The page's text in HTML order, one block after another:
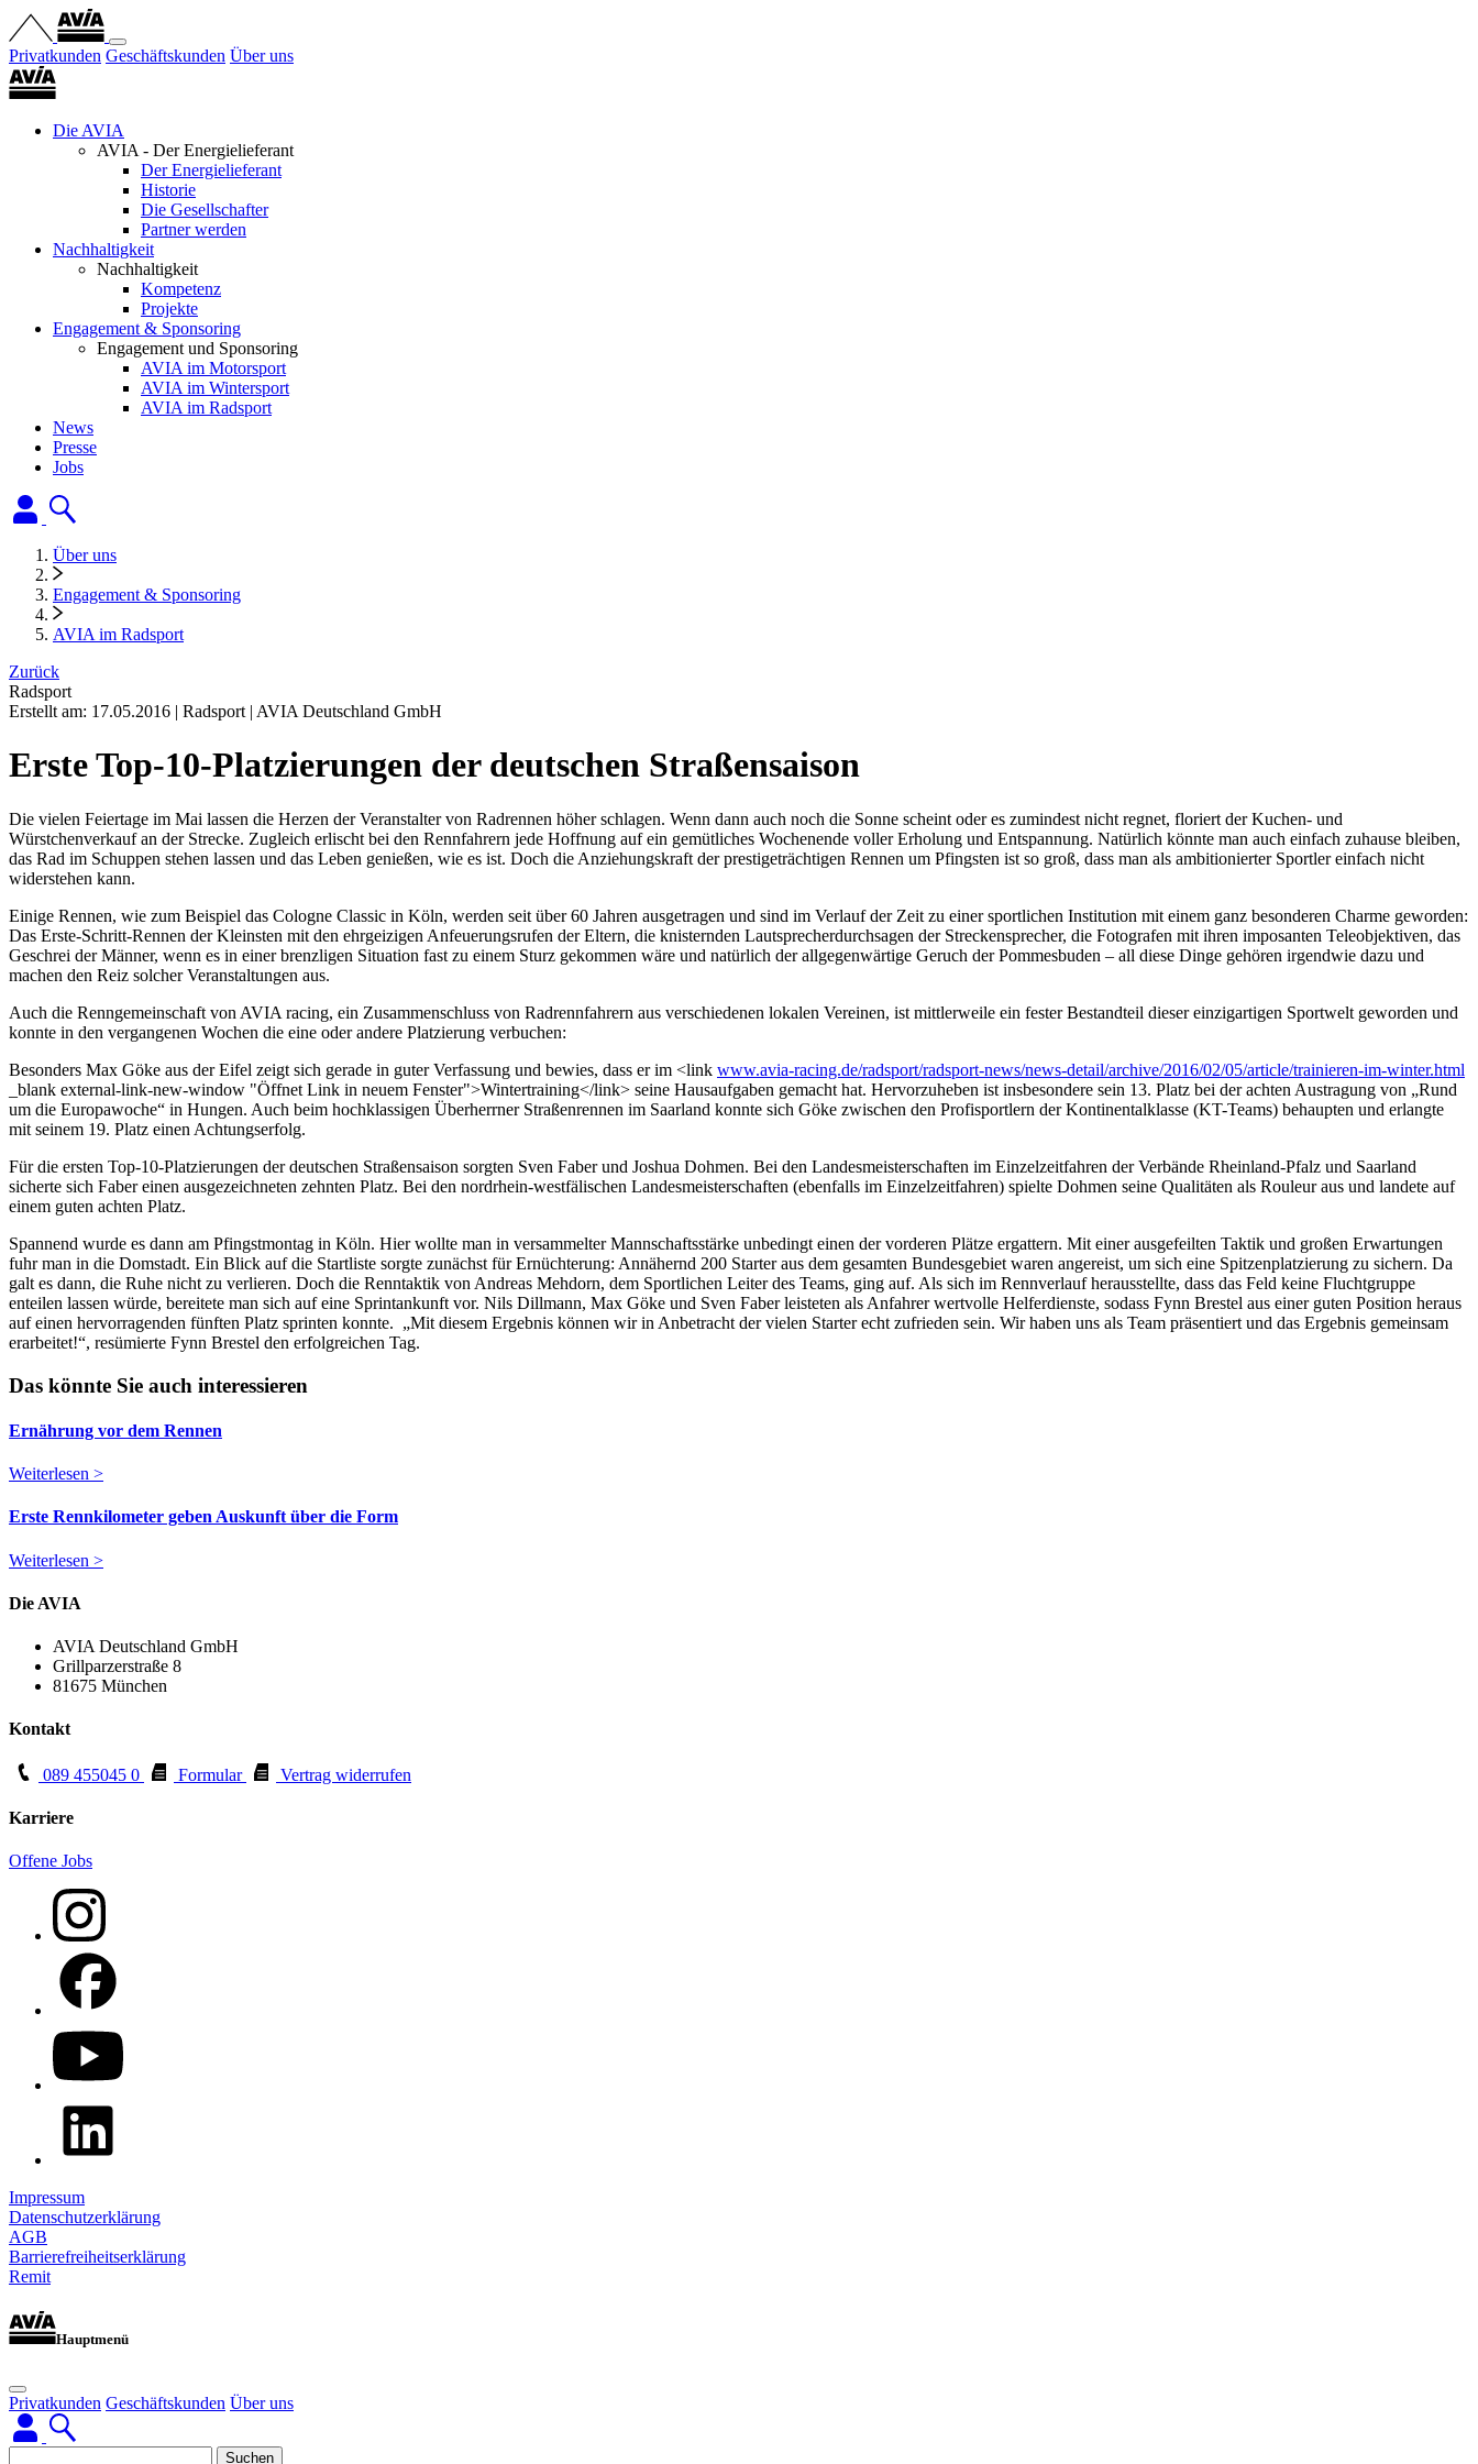
Privatkunden Geschäftskunden Über uns
Die AVIA
AVIA - Der Energielieferant
Der Energielieferant
Historie
Die Gesellschafter
Partner werden
Nachhaltigkeit
Nachhaltigkeit
Kompetenz
Projekte
Engagement & Sponsoring
Engagement und Sponsoring
AVIA im Motorsport
AVIA im Wintersport
AVIA im Radsport
News
Presse
Jobs
Über uns
Engagement & Sponsoring
AVIA im Radsport
Zurück
Radsport
Erstellt am: 17.05.2016 | Radsport | AVIA Deutschland GmbH
Erste Top-10-Platzierungen der deutschen Straßensaison
Die vielen Feiertage im Mai lassen die Herzen der Veranstalter von Radrennen höher schlagen. Wenn dann auch noch die Sonne scheint oder es zumindest nicht regnet, floriert der Kuchen- und
Würstchenverkauf an der Strecke. Zugleich erlischt bei den Rennfahrern jede Hoffnung auf ein gemütliches Wochenende voller Erholung und Entspannung. Natürlich könnte man auch einfach zuhause bleiben,
das Rad im Schuppen stehen lassen und das Leben genießen, wie es ist. Doch die Anziehungskraft der prestigeträchtigen Rennen um Pfingsten ist so groß, dass man als ambitionierter Sportler einfach nicht
widerstehen kann.
Einige Rennen, wie zum Beispiel das Cologne Classic in Köln, werden seit über 60 Jahren ausgetragen und sind im Verlauf der Zeit zu einer sportlichen Institution mit einem ganz besonderen Charme geworden:
Das Erste-Schritt-Rennen der Kleinsten mit den ehrgeizigen Anfeuerungsrufen der Eltern, die knisternden Lautsprecherdurchsagen der Streckensprecher, die Fotografen mit ihren imposanten Teleobjektiven, das
Geschrei der Männer, wenn es in einer brenzligen Situation fast zu einem Sturz gekommen wäre und natürlich der allgegenwärtige Geruch der Pommesbuden – all diese Dinge gehören irgendwie dazu und
machen den Reiz solcher Veranstaltungen aus.
Auch die Renngemeinschaft von AVIA racing, ein Zusammenschluss von Radrennfahrern aus verschiedenen lokalen Vereinen, ist mittlerweile ein fester Bestandteil dieser einzigartigen Sportwelt geworden und
konnte in den vergangenen Wochen die eine oder andere Platzierung verbuchen:
Besonders Max Göke aus der Eifel zeigt sich gerade in guter Verfassung und bewies, dass er im <link www.avia-racing.de/radsport/radsport-news/news-detail/archive/2016/02/05/article/trainieren-im-winter.html
_blank external-link-new-window "Öffnet Link in neuem Fenster">Wintertraining</link> seine Hausaufgaben gemacht hat. Hervorzuheben ist insbesondere sein 13. Platz bei der achten Austragung von „Rund
um die Europawoche“ in Hungen. Auch beim hochklassigen Überherrner Straßenrennen im Saarland konnte sich Göke zwischen den Profisportlern der Kontinentalklasse (KT-Teams) behaupten und erlangte
mit seinem 19. Platz einen Achtungserfolg.
Für die ersten Top-10-Platzierungen der deutschen Straßensaison sorgten Sven Faber und Joshua Dohmen. Bei den Landesmeisterschaften im Einzelzeitfahren der Verbände Rheinland-Pfalz und Saarland
sicherte sich Faber einen ausgezeichneten zehnten Platz. Bei den nordrhein-westfälischen Landesmeisterschaften (ebenfalls im Einzelzeitfahren) spielte Dohmen seine Qualitäten als Rouleur aus und landete auf
einem guten achten Platz.
Spannend wurde es dann am Pfingstmontag in Köln. Hier wollte man in versammelter Mannschaftsstärke unbedingt einen der vorderen Plätze ergattern. Mit einer ausgefeilten Taktik und großen Erwartungen
fuhr man in die Domstadt. Ein Blick auf die Startliste sorgte zunächst für Ernüchterung: Annähernd 200 Starter aus dem gesamten Bundesgebiet waren angereist, um sich eine Spitzenplatzierung zu sichern. Da
galt es dann, die Ruhe nicht zu verlieren. Doch die Renntaktik von Andreas Mehdorn, dem Sportlichen Leiter des Teams, ging auf. Als sich im Rennverlauf herausstellte, dass das Feld keine Fluchtgruppe
enteilen lassen würde, bereitete man sich auf eine Sprintankunft vor. Nils Dillmann, Max Göke und Sven Faber leisteten als Anfahrer wertvolle Helferdienste, sodass Fynn Brestel aus einer guten Position heraus
auf einen hervorragenden fünften Platz sprinten konnte. „Mit diesem Ergebnis können wir in Anbetracht der vielen Starter echt zufrieden sein. Wir haben uns als Team präsentiert und das Ergebnis gemeinsam
erarbeitet!“, resümierte Fynn Brestel den erfolgreichen Tag.
Das könnte Sie auch interessieren
Ernährung vor dem Rennen
Weiterlesen >
Erste Rennkilometer geben Auskunft über die Form
Weiterlesen >
Die AVIA
AVIA Deutschland GmbH
Grillparzerstraße 8
81675 München
Kontakt
089 455045 0 Formular Vertrag widerrufen
Karriere
Offene Jobs
Impressum
Datenschutzerklärung
AGB
Barrierefreiheitserklärung
Remit
Hauptmenü
Privatkunden Geschäftskunden Über uns
Suchen